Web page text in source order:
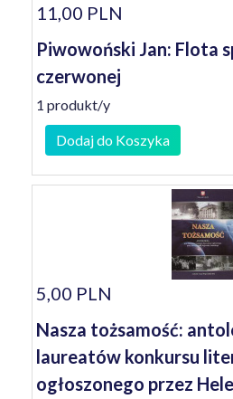
11,00 PLN
Piwowoński Jan: Flota
czerwonej
1 produkt/y
Dodaj do Koszyka
5,00 PLN
Nasza tożsamość:
laureatów konkursu
ogłoszonego przez